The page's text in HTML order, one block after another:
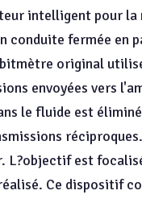
intelligent pour la
conduite fermée en
original
envoyées vers
le fluide est
L?objectif est
Ce dispositif